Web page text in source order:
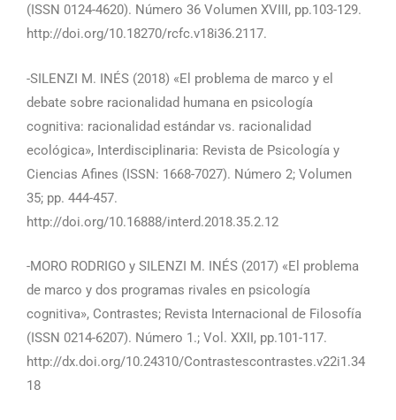
(ISSN 0124-4620). Número 36 Volumen XVIII, pp.103-129.
http://doi.org/10.18270/rcfc.v18i36.2117.
-SILENZI M. INÉS (2018) «El problema de marco y el
debate sobre racionalidad humana en psicología
cognitiva: racionalidad estándar vs. racionalidad
ecológica», Interdisciplinaria: Revista de Psicología y
Ciencias Afines (ISSN: 1668-7027). Número 2; Volumen
35; pp. 444-457.
http://doi.org/10.16888/interd.2018.35.2.12
-MORO RODRIGO y SILENZI M. INÉS (2017) «El problema
de marco y dos programas rivales en psicología
cognitiva», Contrastes; Revista Internacional de Filosofía
(ISSN 0214-6207). Número 1.; Vol. XXII, pp.101-117.
http://dx.doi.org/10.24310/Contrastescontrastes.v22i1.34
18